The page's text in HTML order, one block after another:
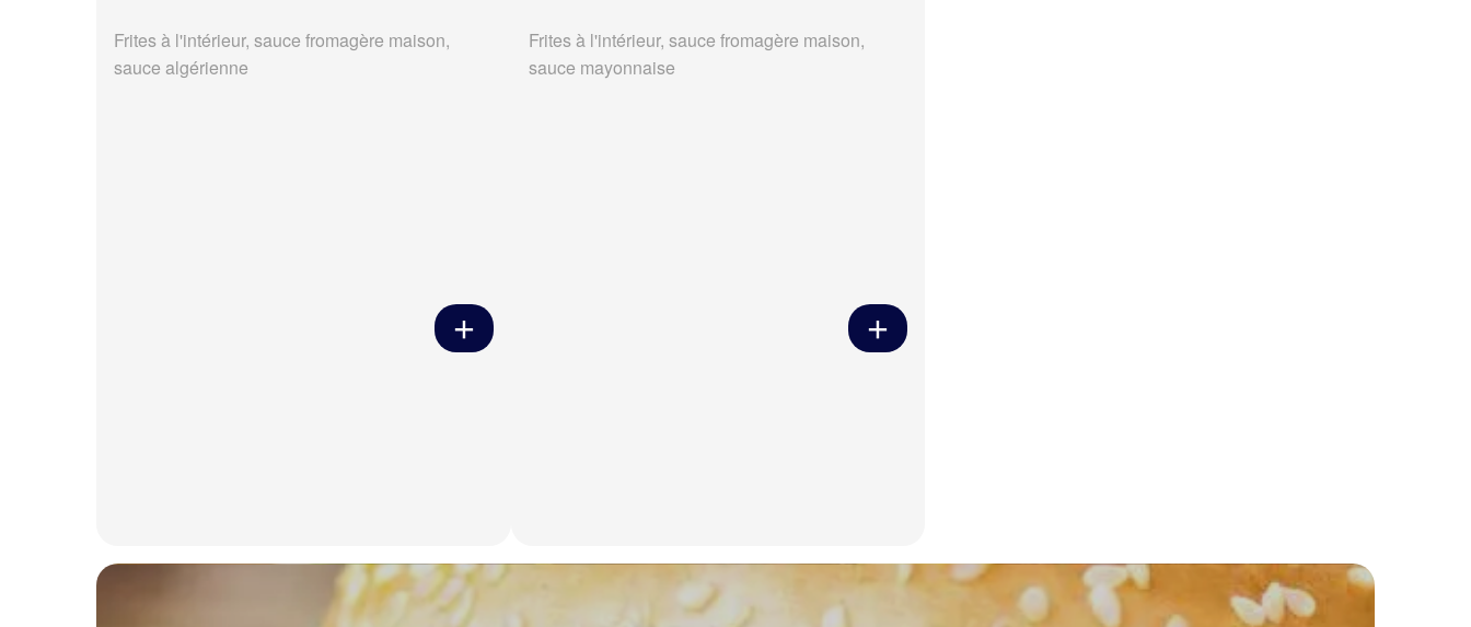
Frites à l'intérieur, sauce fromagère maison,
sauce algérienne
Frites à l'intérieur, sauce fromagère maison,
sauce mayonnaise